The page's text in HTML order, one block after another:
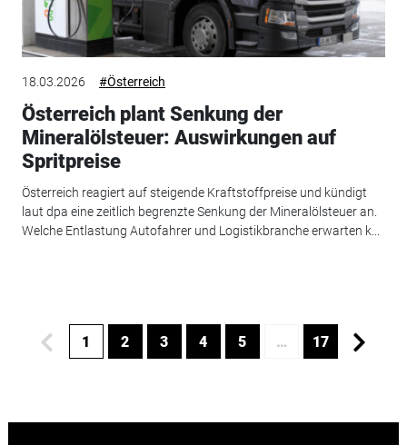
18.03.2026 #Österreich
Österreich plant Senkung der
Mineralölsteuer: Auswirkungen auf
Spritpreise
Österreich reagiert auf steigende Kraftstoffpreise und kündigt
laut dpa eine zeitlich begrenzte Senkung der Mineralölsteuer an.
Welche Entlastung Autofahrer und Logistikbranche erwarten k...
1 2 3 4 5 … 17